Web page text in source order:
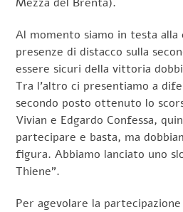
Mezza del Brenta).
Al momento siamo in testa alla
presenze di distacco sulla
essere sicuri della vittoria
Tra l’altro ci presentiamo a
secondo posto ottenuto lo
Vivian e Edgardo Confessa,
partecipare e basta, ma
figura. Abbiamo lanciato uno
Thiene”.
Per agevolare la